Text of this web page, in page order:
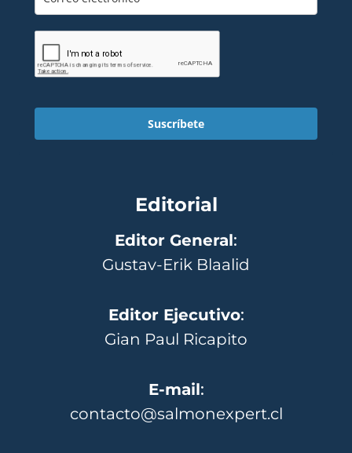
Suscríbete
Editorial
Editor General:
Gustav-Erik Blaalid
Editor Ejecutivo:
Gian Paul Ricapito
E-mail:
contacto@salmonexpert.cl